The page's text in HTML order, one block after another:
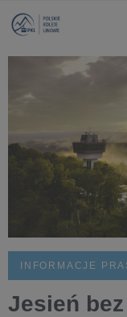
INFORMACJE
Jesień